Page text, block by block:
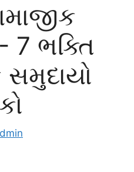
7 ભક્તિ
સમુદાયો